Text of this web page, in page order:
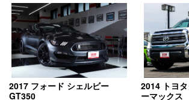
2017 フォード シェルビー
GT350
2014 トヨ
ーマックス